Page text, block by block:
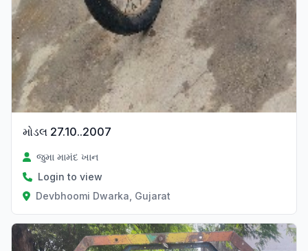
મોડલ 27.10..2007
જુમા મામંદ ખાન
Login to view
Devbhoomi Dwarka, Gujarat